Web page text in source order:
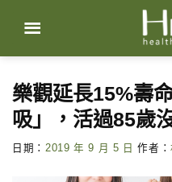
content
樂觀延長15%壽
吸」，活過85歲
日期： 2019 年 9 月 5 日 作者：